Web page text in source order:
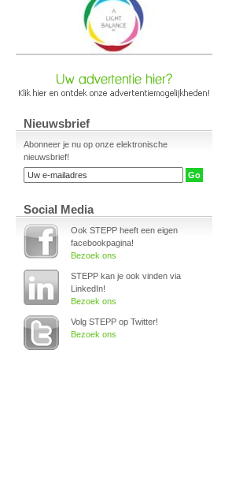
Nieuwsbrief
Abonneer je nu op onze elektronische
nieuwsbrief!
Social Media
Ook STEPP heeft een eigen
facebookpagina!
Bezoek ons
STEPP kan je ook vinden via
LinkedIn!
Bezoek ons
Volg STEPP op Twitter!
Bezoek ons